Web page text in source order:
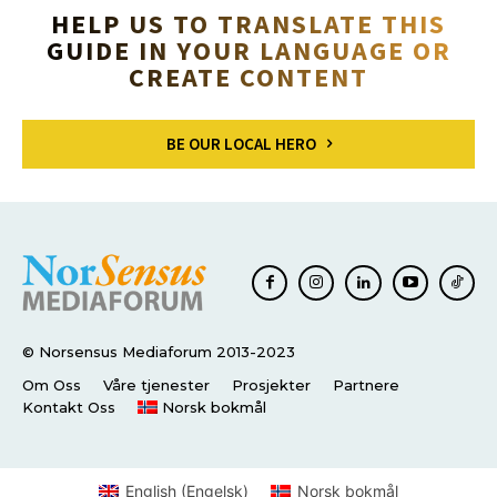
HELP US TO TRANSLATE THIS
GUIDE IN YOUR LANGUAGE OR
CREATE CONTENT
BE OUR LOCAL HERO
© Norsensus Mediaforum 2013-2023
Om Oss
Våre tjenester Prosjekter
Partnere
Kontakt Oss
Norsk bokmål
English (Engelsk) Norsk bokmål